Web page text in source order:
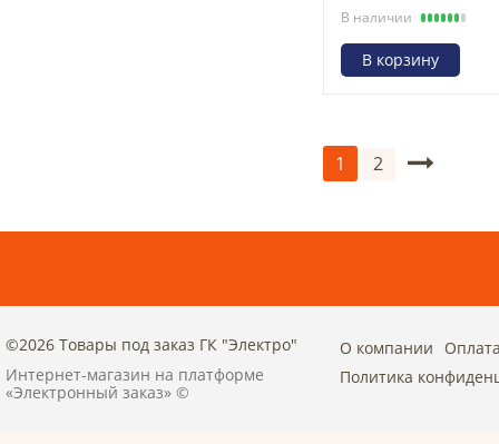
В наличии
В корзину
1 2
©2026 Товары под заказ ГК "Электро"
Интернет-магазин на платформе
«Электронный заказ» ©
О компании
Политика